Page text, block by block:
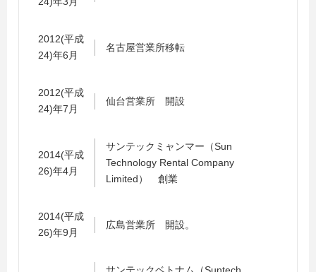
2012(平成
24)年6月
名古屋営業所移転
2012(平成
24)年7月
仙台営業所 開設
2014(平成
26)年4月
サンテックミャンマー（Sun
Technology Rental Company
Limited） 創業
2014(平成
26)年9月
広島営業所 開設。